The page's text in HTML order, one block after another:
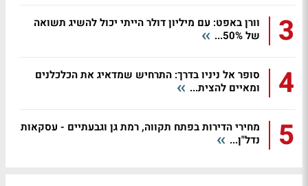
3
וורן באפט: עם מיליון דולר הייתי יכול להשיג תשואה
של 50%...
4
סופר אל ניניו בדרך: התרחיש שמדאיג את הכלכלנים
ומאיים להצית...
5
מחירי הדירות בפתח תקווה, רמת גן וגבעתיים - עסקאות
נדל"ן...